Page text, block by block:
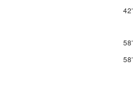
42'
58'
58'